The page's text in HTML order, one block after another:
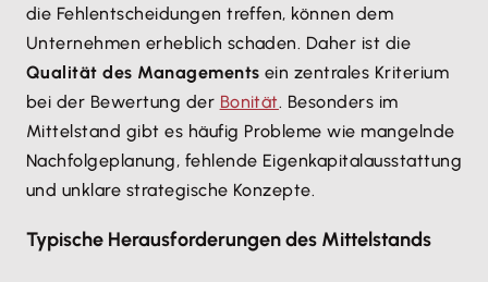
die Fehlentscheidungen treffen, können dem
Unternehmen erheblich schaden. Daher ist die
Qualität des Managements ein zentrales Kriterium
bei der Bewertung der Bonität. Besonders im
Mittelstand gibt es häufig Probleme wie mangelnde
Nachfolgeplanung, fehlende Eigenkapitalausstattung
und unklare strategische Konzepte.
Typische Herausforderungen des Mittelstands